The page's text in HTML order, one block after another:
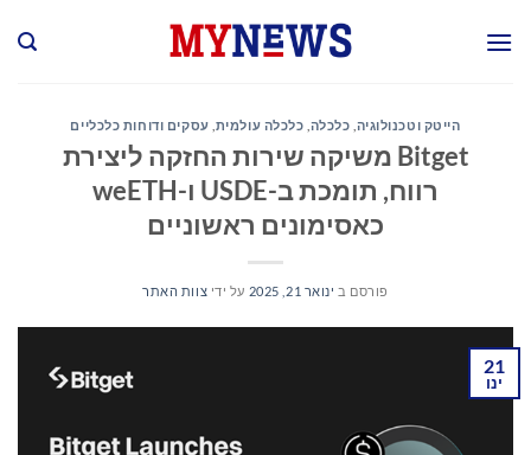
הייטק וטכנולוגיה כלכלה כלכלה עולמית עסקים ודוחות כלכליים
Bitget משיקה שירות החזקה ליצירת
רווח, תומכת ב-USDE ו-weETH
כאסימונים ראשוניים
פורסם ב ינואר 21, 2025 על ידי צוות האתר
21
ינו